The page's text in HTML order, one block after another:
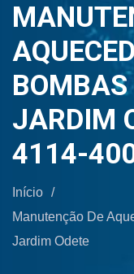
JARDIM
4114-
Início /
Manutenção De
Jardim Odete